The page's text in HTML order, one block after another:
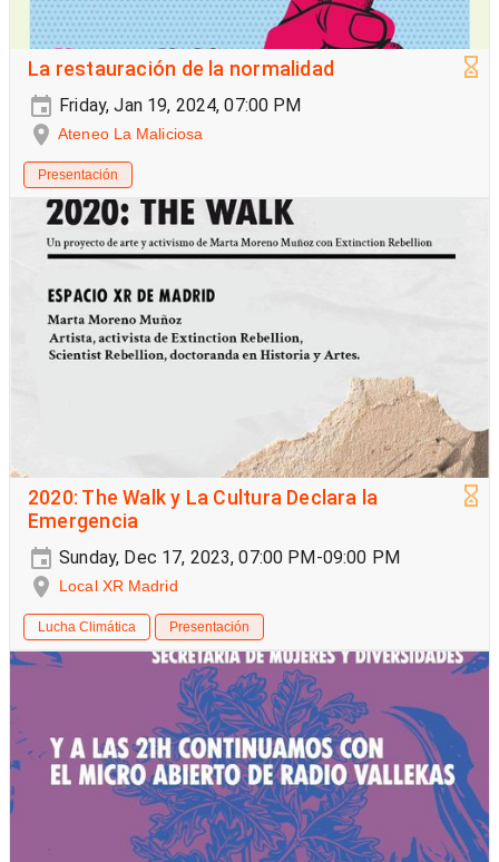
La restauración de la normalidad
Friday, Jan 19, 2024, 07:00 PM
Ateneo La Maliciosa
Presentación
2020: The Walk y La Cultura Declara la
Emergencia
Sunday, Dec 17, 2023, 07:00 PM-09:00 PM
Local XR Madrid
Lucha Climática Presentación